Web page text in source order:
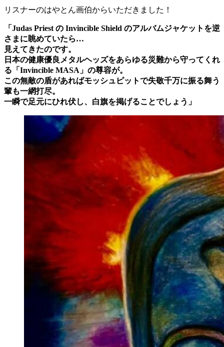
リスナーのはやとん画伯からいただきました！
「Judas Priest の Invincible Shield のアルバムジャケットを逆
さまに眺めていたら…
見えてきたのです。
日本の健康優良メタルヘッズをあらゆる災難から守ってくれ
る「Invincible MASA」の尊容が。
この無敵の盾があればモッシュピットで失敬千万に振る舞う
輩も一網打尽。
一瞬で足元にひれ伏し、白旗を掲げることでしょう」